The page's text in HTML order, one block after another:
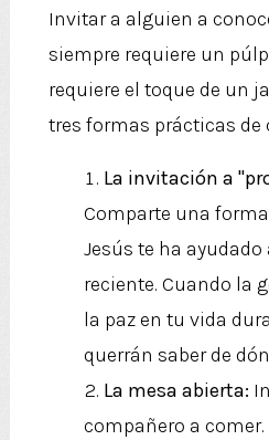
Invitar a alguien a
siempre requiere un
requiere el toque de un
tres formas prácticas de
La invitación a
Comparte una
Jesús te ha
reciente. Cuando la
la paz en tu vida
querrán saber de
La mesa abierta:
compañero a comer.